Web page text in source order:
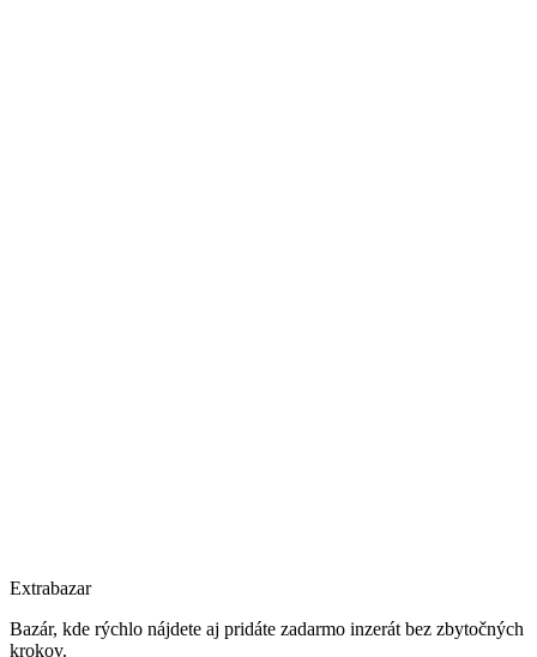
Extrabazar
Bazár, kde rýchlo nájdete aj pridáte zadarmo inzerát bez zbytočných
krokov.